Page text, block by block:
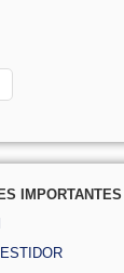
IMPORTANTES